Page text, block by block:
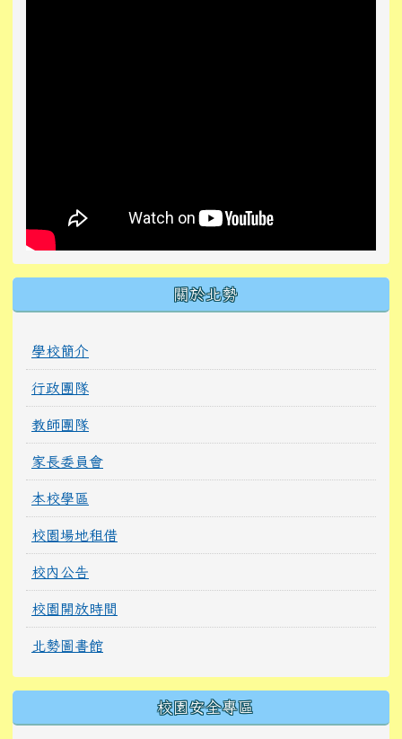
關於北勢
學校簡介
行政團隊
教師團隊
家長委員會
本校學區
校園場地租借
校內公告
校園開放時間
北勢圖書館
校園安全專區